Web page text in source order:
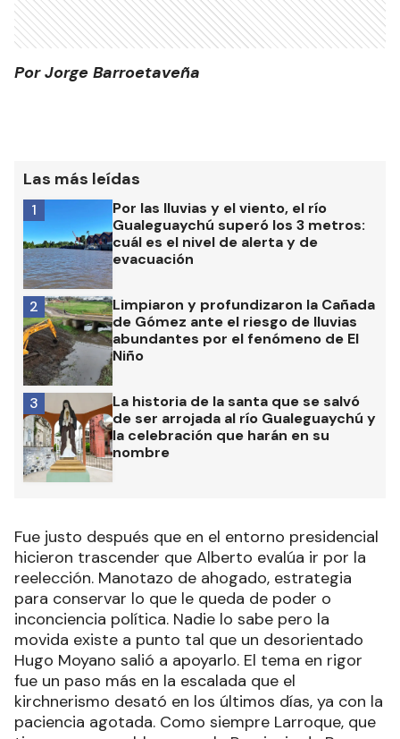
Por Jorge Barroetaveña
Las más leídas
Por las lluvias y el viento, el río
Gualeguaychú superó los 3 metros:
cuál es el nivel de alerta y de
evacuación
1
Limpiaron y profundizaron la Cañada
de Gómez ante el riesgo de lluvias
abundantes por el fenómeno de El
Niño
2
La historia de la santa que se salvó
de ser arrojada al río Gualeguaychú y
la celebración que harán en su
nombre
3
Fue justo después que en el entorno presidencial
hicieron trascender que Alberto evalúa ir por la
reelección. Manotazo de ahogado, estrategia
para conservar lo que le queda de poder o
inconciencia política. Nadie lo sabe pero la
movida existe a punto tal que un desorientado
Hugo Moyano salió a apoyarlo. El tema en rigor
fue un paso más en la escalada que el
kirchnerismo desató en los últimos días, ya con la
paciencia agotada. Como siempre Larroque, que